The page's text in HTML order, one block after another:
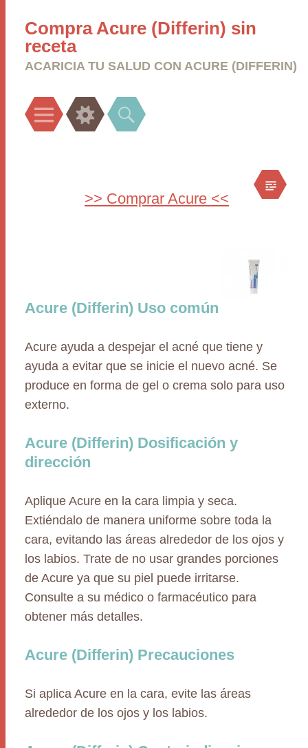
Compra Acure (Differin) sin
receta
ACARICIA TU SALUD CON ACURE (DIFFERIN)
Menu Widgets Search
>> Comprar Acure <<
Acure (Differin) Uso común
Acure ayuda a despejar el acné que tiene y
ayuda a evitar que se inicie el nuevo acné. Se
produce en forma de gel o crema solo para uso
externo.
Acure (Differin) Dosificación y
dirección
Aplique Acure en la cara limpia y seca.
Extiéndalo de manera uniforme sobre toda la
cara, evitando las áreas alrededor de los ojos y
los labios. Trate de no usar grandes porciones
de Acure ya que su piel puede irritarse.
Consulte a su médico o farmacéutico para
obtener más detalles.
Acure (Differin) Precauciones
Si aplica Acure en la cara, evite las áreas
alrededor de los ojos y los labios.